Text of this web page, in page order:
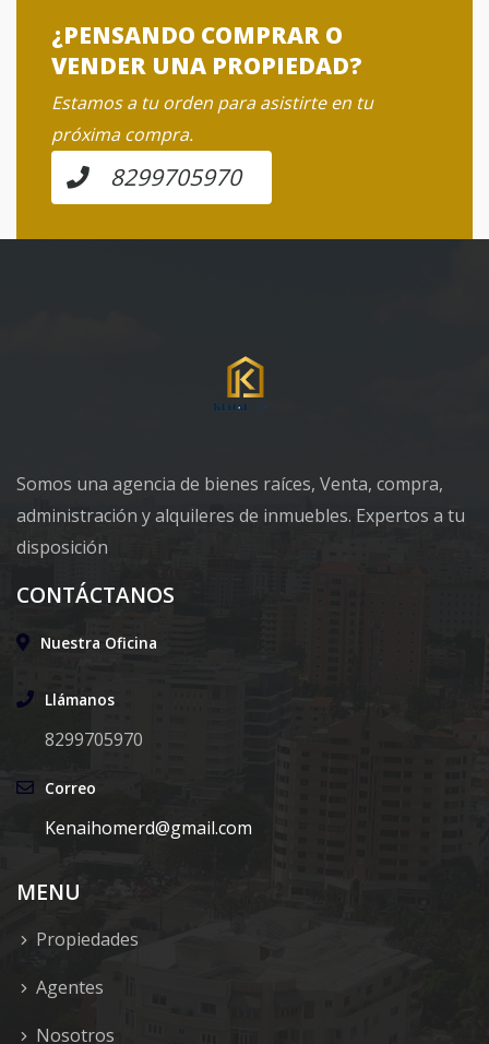
¿PENSANDO COMPRAR O
VENDER UNA PROPIEDAD?
Estamos a tu orden para asistirte en tu
próxima compra.
8299705970
Somos una agencia de bienes raíces, Venta, compra,
administración y alquileres de inmuebles. Expertos a tu
disposición
CONTÁCTANOS
Nuestra Oficina
Llámanos
8299705970
Correo
Kenaihomerd@gmail.com
MENU
Propiedades
Agentes
Nosotros